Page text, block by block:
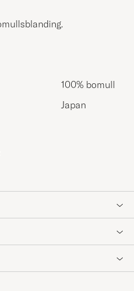
100% bomull
Japan